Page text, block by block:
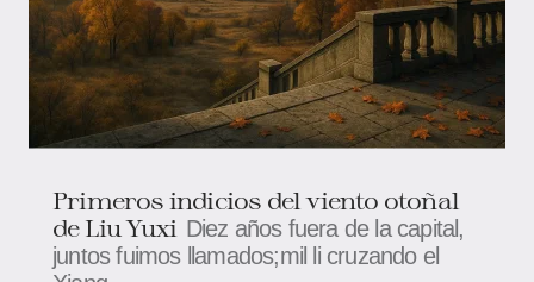
Primeros indicios del viento otoñal
de Liu Yuxi Diez años fuera de la capital,
juntos fuimos llamados;mil li cruzando el